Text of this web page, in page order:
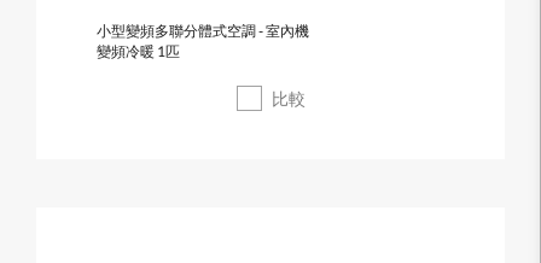
小型變頻多聯分體式空調 - 室內機
變頻冷暖 1匹
比較